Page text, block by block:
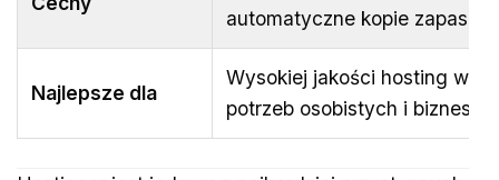
automatyczne kopie
Najlepsze dla
Wysokiej jakości hosting w
potrzeb osobistych i